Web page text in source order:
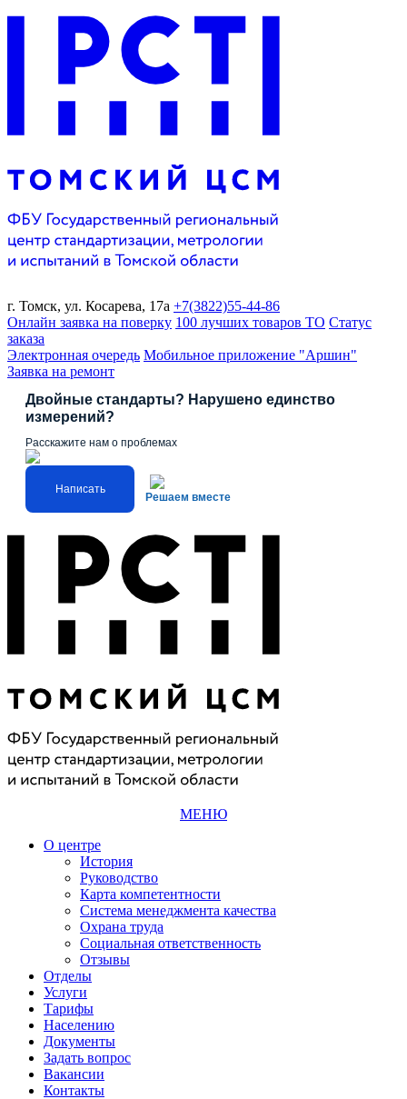
г. Томск, ул. Косарева, 17а +7(3822)55-44-86
Онлайн заявка на поверку 100 лучших товаров ТО Статус
заказа
Электронная очередь Мобильное приложение "Аршин"
Заявка на ремонт
Двойные стандарты? Нарушено единство
измерений?
Расскажите нам о проблемах
Написать
Решаем вместе
МЕНЮ
О центре
История
Руководство
Карта компетентности
Система менеджмента качества
Охрана труда
Социальная ответственность
Отзывы
Отделы
Услуги
Тарифы
Населению
Документы
Задать вопрос
Вакансии
Контакты